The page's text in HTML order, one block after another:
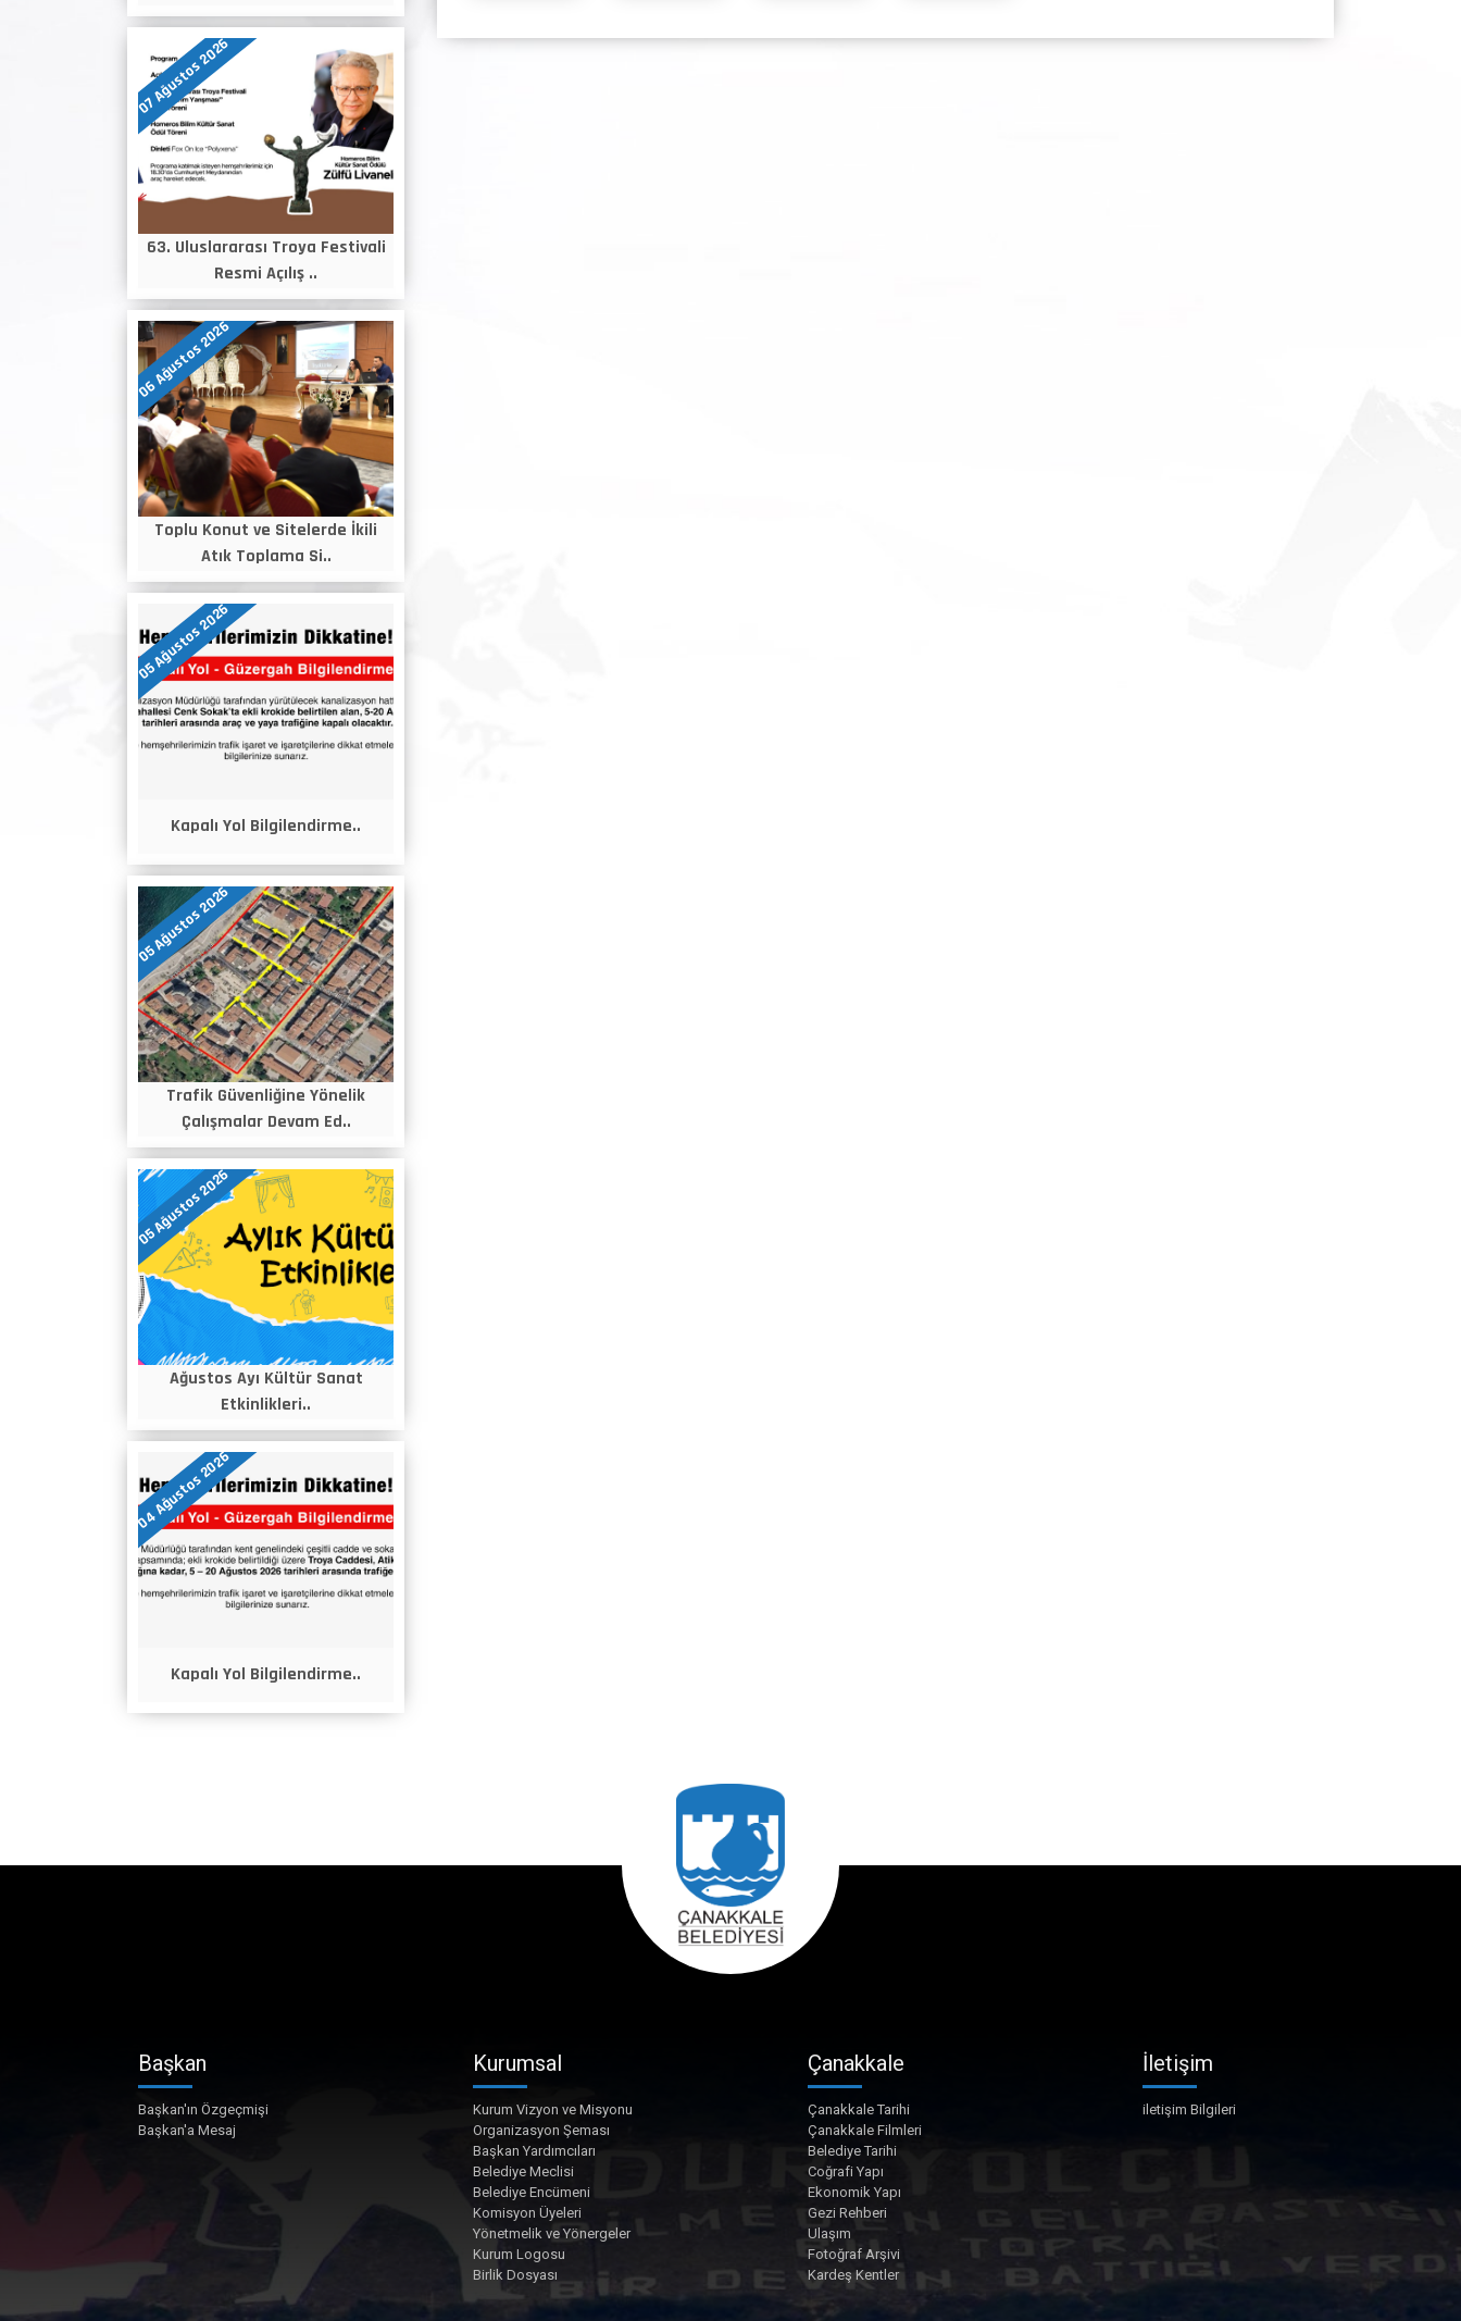
07 Ağustos 2026
63. Uluslararası Troya Festivali
Resmi Açılış ..
06 Ağustos 2026
Toplu Konut ve Sitelerde İkili
Atık Toplama Si..
05 Ağustos 2026
Kapalı Yol Bilgilendirme..
05 Ağustos 2026
Trafik Güvenliğine Yönelik
Çalışmalar Devam Ed..
05 Ağustos 2026
Ağustos Ayı Kültür Sanat
Etkinlikleri..
04 Ağustos 2026
Kapalı Yol Bilgilendirme..
Başkan
Başkan'ın Özgeçmişi
Başkan'a Mesaj
Kurumsal
Kurum Vizyon ve Misyonu
Organizasyon Şeması
Başkan Yardımcıları
Belediye Meclisi
Belediye Encümeni
Komisyon Üyeleri
Yönetmelik ve Yönergeler
Kurum Logosu
Birlik Dosyası
Çanakkale
Çanakkale Tarihi
Çanakkale Filmleri
Belediye Tarihi
Coğrafi Yapı
Ekonomik Yapı
Gezi Rehberi
Ulaşım
Fotoğraf Arşivi
Kardeş Kentler
İletişim
iletişim Bilgileri